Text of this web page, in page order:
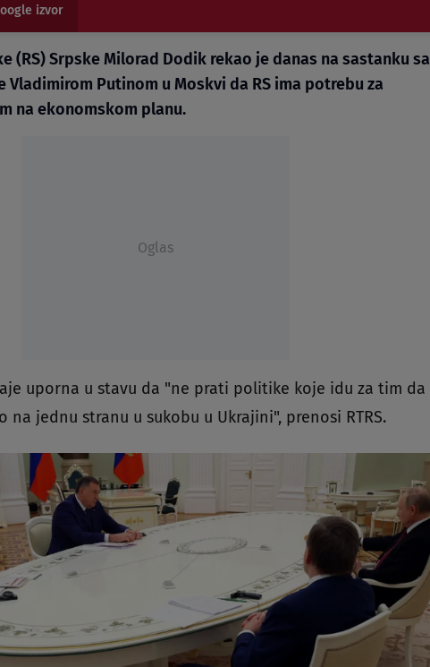
izvor
(RS) Srpske Milorad Dodik rekao je danas na sastanku sa
Vladimirom Putinom u Moskvi da RS ima potrebu za
na ekonomskom planu.
Oglas
uporna u stavu da "ne prati politike koje idu za tim da
na jednu stranu u sukobu u Ukrajini", prenosi RTRS.